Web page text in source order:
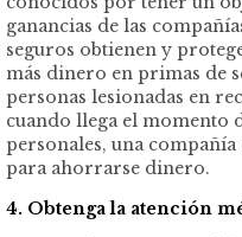
ganancias de las
seguros obtienen y
más dinero en primas de
personas lesionadas en
cuando llega el momento
personales, una
para ahorrarse dinero.
4. Obtenga la atención